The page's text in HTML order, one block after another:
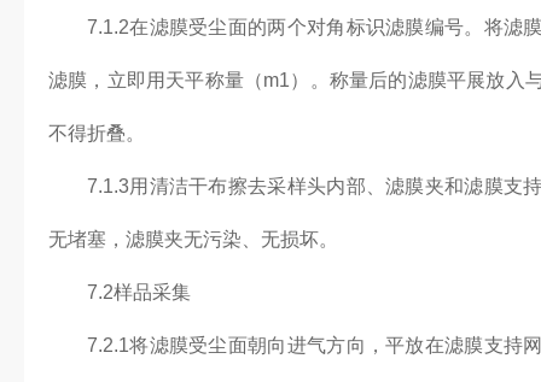
7.1.2在滤膜受尘面的两个对角标识滤膜编号。将滤
滤膜，立即用天平称量（m1）。称量后的滤膜平展放入
不得折叠。
7.1.3用清洁干布擦去采样头内部、滤膜夹和滤膜支
无堵塞，滤膜夹无污染、无损坏。
7.2样品采集
7.2.1将滤膜受尘面朝向进气方向，平放在滤膜支持